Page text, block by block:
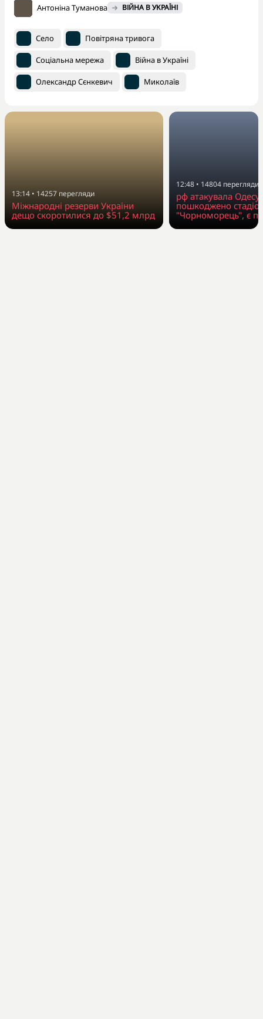
Антоніна Туманова ВІЙНА В УКРАЇНІ
Село Повітряна тривога
Соціальна мережа Війна в Україні
Олександр Сєнкевич Миколаїв
13:14 • 14257 перегляди
Міжнародні резерви України
дещо скоротилися до $51,2 млрд
12:48 • 14804 перегляди
рф атакувала
пошкоджено
"Чорноморець", є